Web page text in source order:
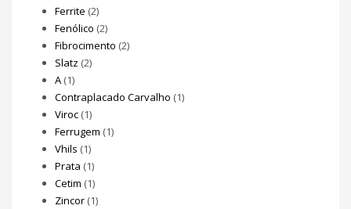
Ferrite (2)
Fenólico (2)
Fibrocimento (2)
Slatz (2)
A (1)
Contraplacado Carvalho (1)
Viroc (1)
Ferrugem (1)
Vhils (1)
Prata (1)
Cetim (1)
Zincor (1)